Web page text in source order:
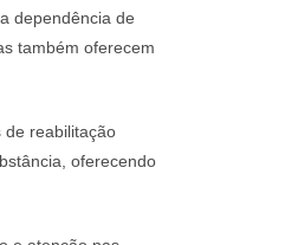
dependência de
também oferecem
de reabilitação
oferecendo